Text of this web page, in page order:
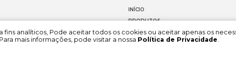
INÍCIO
PRODUTOS
DOCUMENTAÇÃO
SOBRE NÓS
analíticos, Pode aceitar todos os cookies ou aceitar apenas os
mais informações, pode visitar a nossa Política de Privacidade.